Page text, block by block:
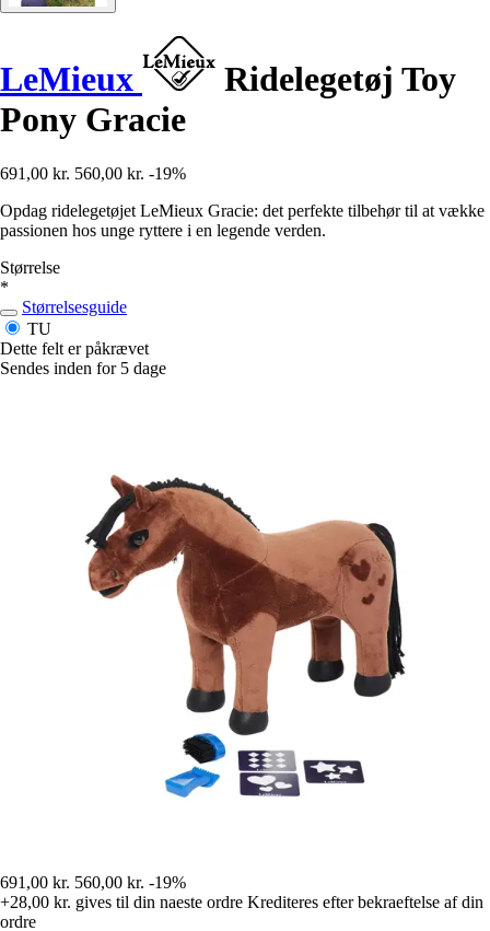
LeMieux
Ridelegetøj Toy
Pony Gracie
691,00 kr. 560,00 kr. -19%
Opdag ridelegetøjet LeMieux Gracie: det perfekte tilbehør til at vække
passionen hos unge ryttere i en legende verden.
Størrelse
*
Størrelsesguide
TU
Dette felt er påkrævet
Sendes inden for 5 dage
691,00 kr. 560,00 kr. -19%
+28,00 kr. gives til din naeste ordre Krediteres efter bekraeftelse af din
ordre